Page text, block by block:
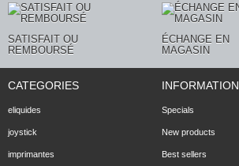
SATISFAIT OU
REMBOURSÉ
ÉCHANGE EN
MAGASIN
CATEGORIES
eliquides
joystick
imprimantes
INFORMATION
Specials
New products
Best sellers